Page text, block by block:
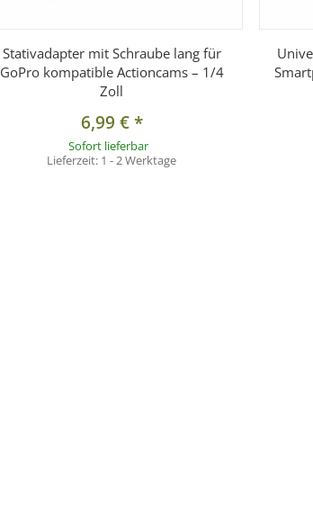
Stativadapter mit Schraube lang für
GoPro kompatible Actioncams – 1/4
Zoll
6,99 €*
Sofort lieferbar
Lieferzeit: 1 - 2 Werktage